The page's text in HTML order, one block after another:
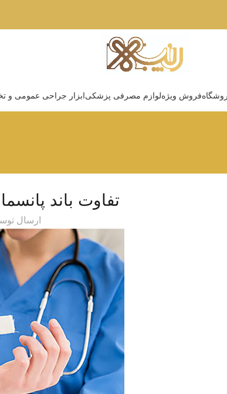
فروش ویژهلوازم مصرفی پزشکیابزار جراحی عمومی و
تفاوت باند
ارسال